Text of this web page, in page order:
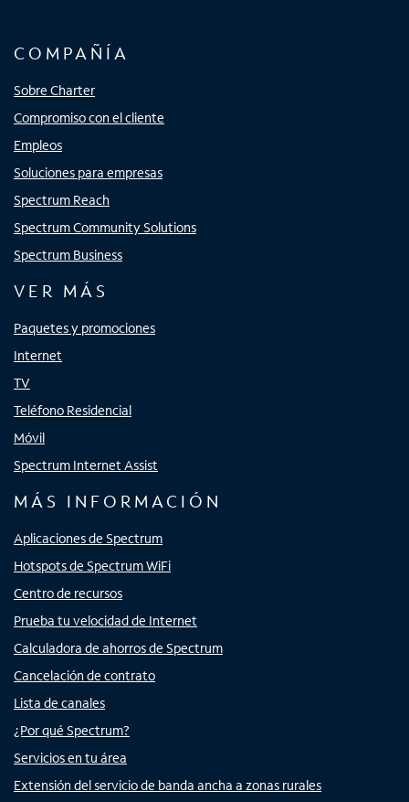
COMPAÑÍA
Sobre Charter
Compromiso con el cliente
Empleos
Soluciones para empresas
Spectrum Reach
Spectrum Community Solutions
Spectrum Business
VER MÁS
Paquetes y promociones
Internet
TV
Teléfono Residencial
Móvil
Spectrum Internet Assist
MÁS INFORMACIÓN
Aplicaciones de Spectrum
Hotspots de Spectrum WiFi
Centro de recursos
Prueba tu velocidad de Internet
Calculadora de ahorros de Spectrum
Cancelación de contrato
Lista de canales
¿Por qué Spectrum?
Servicios en tu área
Extensión del servicio de banda ancha a zonas rurales